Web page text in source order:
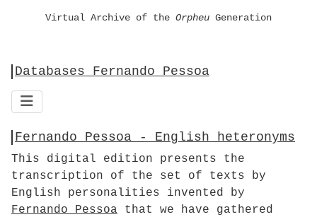
Virtual Archive of the Orpheu Generation
Databases Fernando Pessoa
Fernando Pessoa - English heteronyms
This digital edition presents the
transcription of the set of texts by
English personalities invented by
Fernando Pessoa that we have gathered